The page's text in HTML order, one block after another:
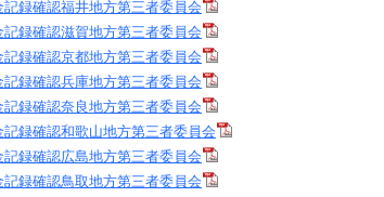
記録確認福井地方第三者委員会
記録確認滋賀地方第三者委員会
記録確認京都地方第三者委員会
記録確認兵庫地方第三者委員会
記録確認奈良地方第三者委員会
記録確認和歌山地方第三者委員会
記録確認広島地方第三者委員会
記録確認鳥取地方第三者委員会